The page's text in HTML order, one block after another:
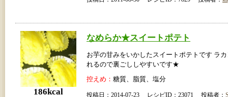
186kcal
なめらか★スイートポテト
お芋の甘みをいかしたスイートポテトです ラ
れるので裏ごししやすいです★
控えめ： 糖質、脂質、塩分
投稿日：2014-07-23 レシピID：23071 投稿者：